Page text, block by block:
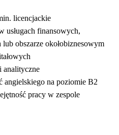
licencjackie
usługach finansowych,
obszarze okołobiznesowym
analityczne
angielskiego na poziomie B2
pracy w zespole